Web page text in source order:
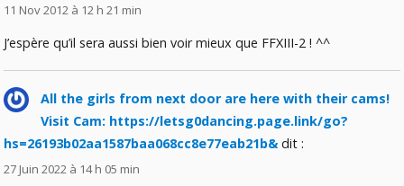
11 Nov 2012 à 12 h 21 min
J’espère qu’il sera aussi bien voir mieux que FFXIII-2 ! ^^
All the girls from next door are here with their cams!
Visit Cam: https://letsg0dancing.page.link/go?
hs=26193b02aa1587baa068cc8e77eab21b& dit :
27 Juin 2022 à 14 h 05 min